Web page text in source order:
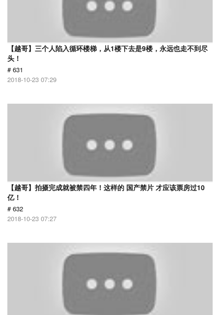
【越哥】三个人陷入循环楼梯，从1楼下去是9楼，永远也走不到尽
头！
# 631
2018-10-23 07:29
【越哥】拍摄完成就被禁四年！这样的 国产禁片 才应该票房过10
亿！
# 632
2018-10-23 07:27